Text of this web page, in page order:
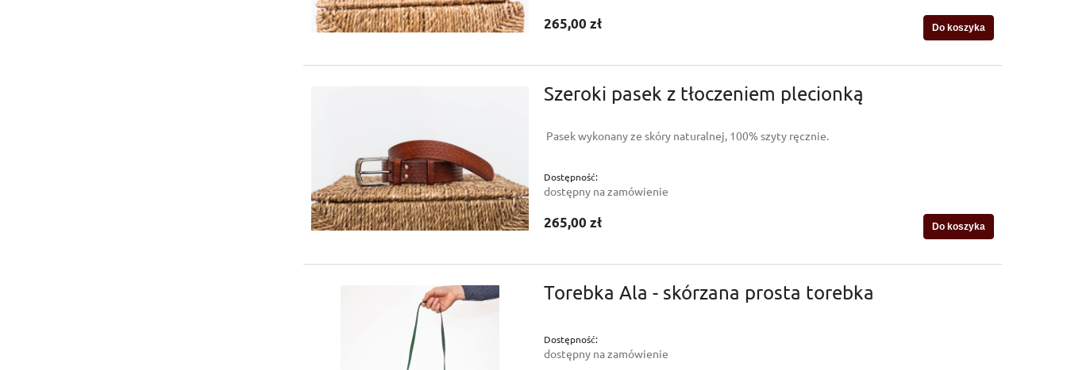
265,00 zł Do koszyka
Szeroki pasek z tłoczeniem plecionką
Pasek wykonany ze skóry naturalnej, 100% szyty ręcznie.
Dostępność:
dostępny na zamówienie
265,00 zł Do koszyka
Torebka Ala - skórzana prosta torebka
Dostępność:
dostępny na zamówienie